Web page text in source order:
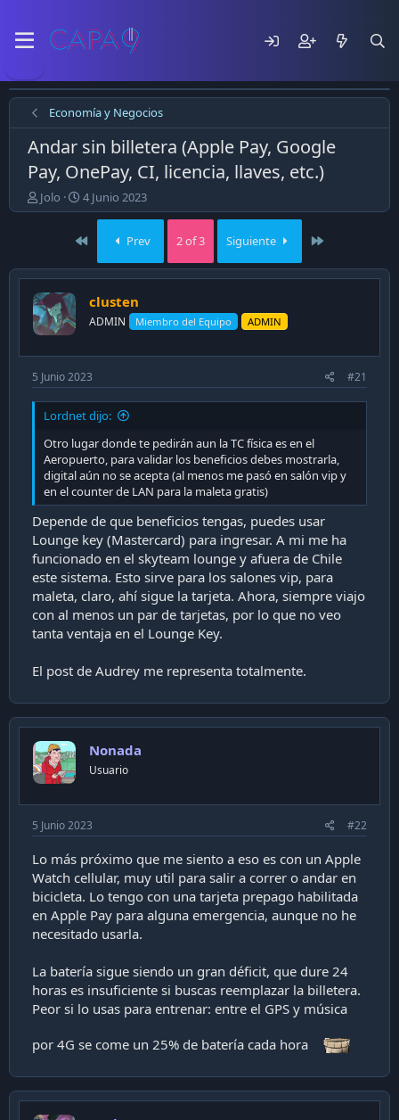
Economía y Negocios
Andar sin billetera (Apple Pay, Google
Pay, OnePay, CI, licencia, llaves, etc.)
E
m
ó
e
l
t
e
m
a
Jolo
F
e
h
d
l
i
c
a
c
ó
n
4 Junio 2023
First Prev 2 of 3 Siguiente
clusten
ADMIN Miembro del Equipo ADMIN
5 Junio 2023 #21
Lordnet dijo:
Otro lugar donde te pedirán aun la TC física es en el
Aeropuerto, para validar los beneficios debes mostrarla,
digital aún no se acepta (al menos me pasó en salón vip y
en el counter de LAN para la maleta gratis)
Depende de que beneficios tengas, puedes usar
Lounge key (Mastercard) para ingresar. A mi me ha
funcionado en el skyteam lounge y afuera de Chile
este sistema. Esto sirve para los salones vip, para
maleta, claro, ahí sigue la tarjeta. Ahora, siempre viajo
con al menos un par de tarjetas, por lo que no veo
tanta ventaja en el Lounge Key.
El post de Audrey me representa totalmente.
Nonada
Usuario
5 Junio 2023 #22
Lo más próximo que me siento a eso es con un Apple
Watch cellular, muy util para salir a correr o andar en
bicicleta. Lo tengo con una tarjeta prepago habilitada
en Apple Pay para alguna emergencia, aunque no he
necesitado usarla.
La batería sigue siendo un gran déficit, que dure 24
horas es insuficiente si buscas reemplazar la billetera.
Peor si lo usas para entrenar: entre el GPS y música
por 4G se come un 25% de batería cada hora